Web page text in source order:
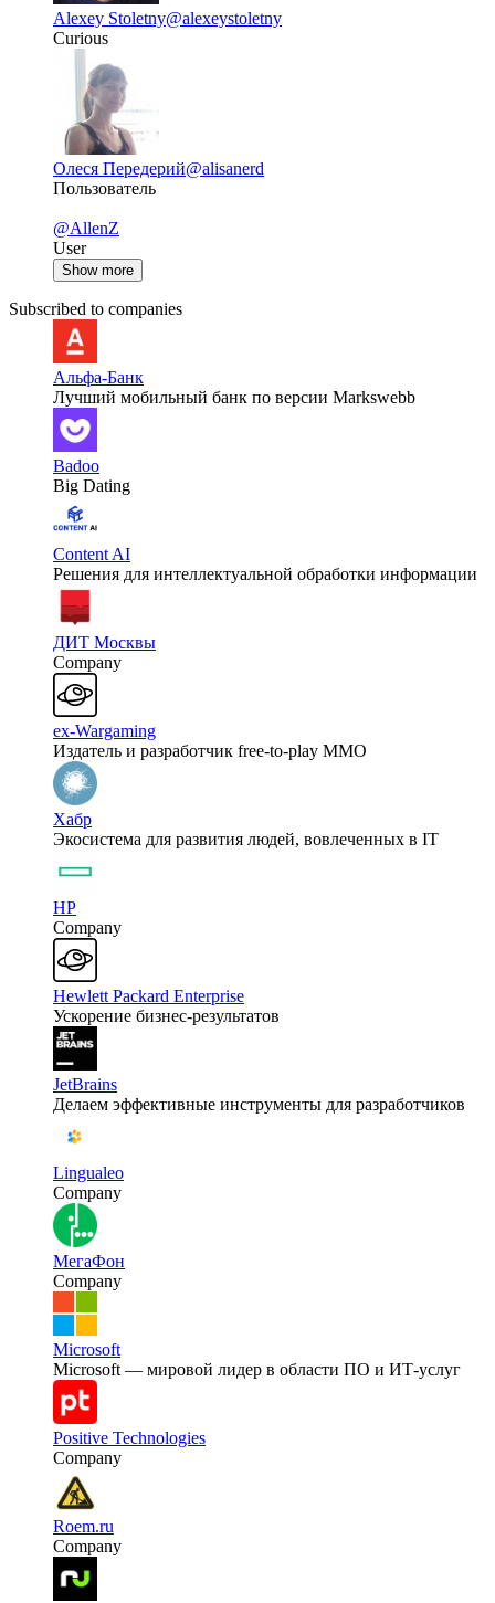
Alexey Stoletny@alexeystoletny
Curious
Олеся Передерий@alisanerd
Пользователь
@AllenZ
User
Show more
Subscribed to companies
Альфа-Банк
Лучший мобильный банк по версии Markswebb
Badoo
Big Dating
Content AI
Решения для интеллектуальной обработки информации
ДИТ Москвы
Company
ex-Wargaming
Издатель и разработчик free-to-play MMO
Хабр
Экосистема для развития людей, вовлеченных в IT
HP
Company
Hewlett Packard Enterprise
Ускорение бизнес-результатов
JetBrains
Делаем эффективные инструменты для разработчиков
Lingualeo
Company
МегаФон
Company
Microsoft
Microsoft — мировой лидер в области ПО и ИТ-услуг
Positive Technologies
Company
Roem.ru
Company